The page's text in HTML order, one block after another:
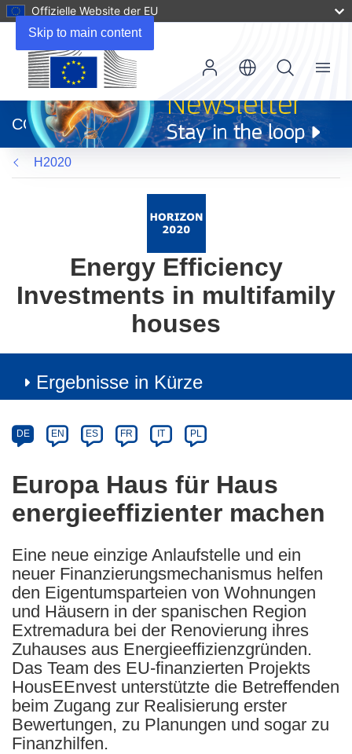
Skip to main content
Offizielle Website der EU
neuem
Fenster)
CORDIS
Menu
H2020
Energy Efficiency
Investments in multifamily
houses
Ergebnisse in Kürze
Category
Article
available
the
following
languages:
DE EN ES FR IT PL
Europa Haus für Haus
energieeffizienter machen
Eine neue einzige Anlaufstelle und ein
neuer Finanzierungsmechanismus helfen
den Eigentumsparteien von Wohnungen
und Häusern in der spanischen Region
Extremadura bei der Renovierung ihres
Zuhauses aus Energieeffizienzgründen.
Das Team des EU-finanzierten Projekts
HousEEnvest unterstützte die Betreffenden
beim Zugang zur Realisierung erster
Bewertungen, zu Planungen und sogar zu
Finanzhilfen.